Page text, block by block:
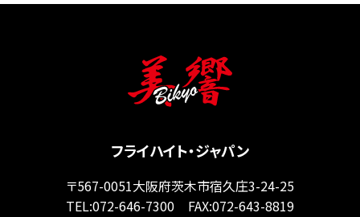
フライハイト・ジャパン
〒567-0051大阪府茨木市宿久庄3-24-25
TEL:072-646-7300 FAX:072-643-8819